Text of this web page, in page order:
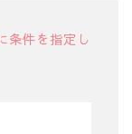
条件を指定し